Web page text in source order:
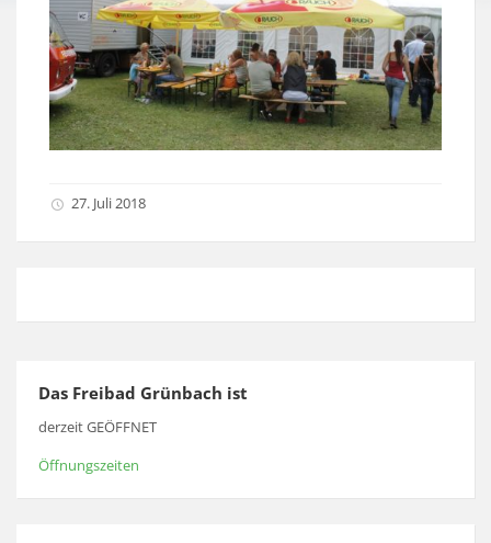
27. Juli 2018
Das Freibad Grünbach ist
derzeit GEÖFFNET
Öffnungszeiten